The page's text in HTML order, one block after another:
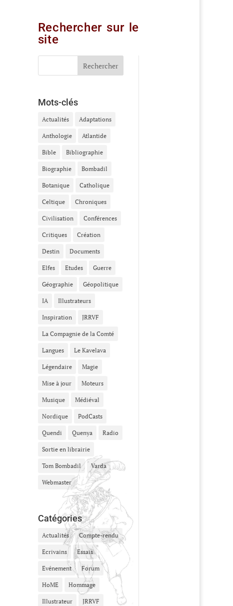
Rechercher sur le
site
Mots-clés
Actualités Adaptations
Anthologie Atlantide
Bible Bibliographie
Biographie Bombadil
Botanique Catholique
Celtique Chroniques
Civilisation Conférences
Critiques Création
Destin Documents
Elfes Etudes Guerre
Géographie Géopolitique
IA Illustrateurs
Inspiration JRRVF
La Compagnie de la Comté
Langues Le Kavelava
Légendaire Magie
Mise à jour Moteurs
Musique Médiéval
Nordique PodCasts
Quendi Quenya Radio
Sortie en librairie
Tom Bombadil Varda
Webmaster
Catégories
Actualités Compte-rendu
Ecrivains Essais
Evénement Forum
HoME Hommage
Illustrateur JRRVF